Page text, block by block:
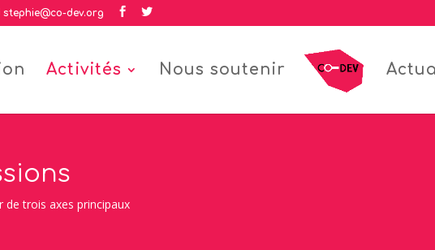
stephie@co-dev.org
Activités Nous soutenir
de trois axes principaux